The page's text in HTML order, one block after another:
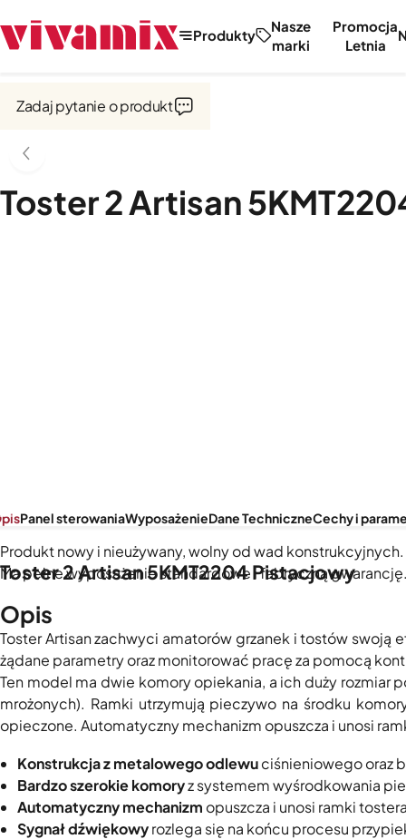
Produkty
Nasze
marki
Promocja
Letnia
Toster 2 Artisan
Zadaj pytanie o produkt
Toster 2 Artisan 5KMT2204 Pistacjowy
Panel sterowaniaWyposażenieDane TechniczneCechy i
Produkt nowy i nieużywany, wolny od wad
Ma pełne wyposażenie standardowe i fabryczną
Opis
Toster Artisan zachwyci amatorów grzanek i tostów
żądane parametry oraz monitorować pracę za pomocą
Ten model ma dwie komory opiekania, a ich duży rozmiar
mrożonych). Ramki utrzymują pieczywo na środku
opieczone. Automatyczny mechanizm opuszcza i unosi
Konstrukcja z metalowego odlewuciśnieniowego oraz
Bardzo szerokie komoryz systemem wyśrodkowania
Automatyczny mechanizm opuszcza i unosi ramki
Sygnał dźwiękowyrozlega się na końcu procesu